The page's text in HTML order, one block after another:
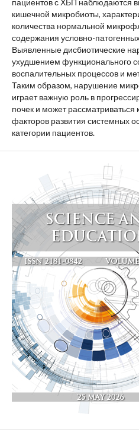
пациентов с ХБП наблюдаются
кишечной микробиоты,
количества нормальной
содержания условно-
Выявленные дисбиотические
ухудшением функционального
воспалительных процессов и
Таким образом, нарушение
играет важную роль в
почек и может рассматриваться
факторов развития системных
категории пациентов.